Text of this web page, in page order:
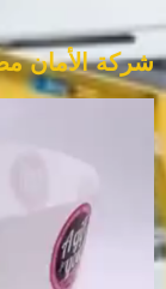
شركة الأمان